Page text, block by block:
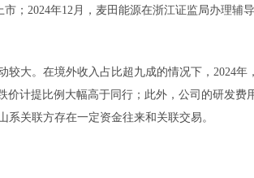
；2024年12月，麦田能源在浙江证监局办理辅导
大。在境外收入占比超九成的情况下，2024年，
价计提比例大幅高于同行；此外，公司的研发费
关联方存在一定资金往来和关联交易。